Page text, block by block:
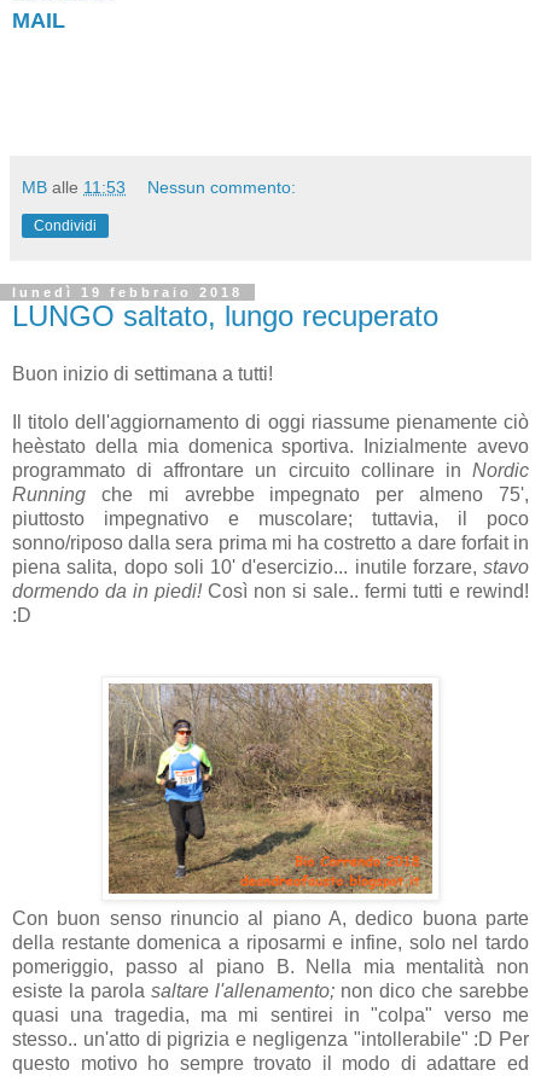
MAIL
MB alle 11:53 Nessun commento:
Condividi
lunedì 19 febbraio 2018
LUNGO saltato, lungo recuperato
Buon inizio di settimana a tutti!
Il titolo dell'aggiornamento di oggi riassume pienamente ciò
heèstato della mia domenica sportiva. Inizialmente avevo
programmato di affrontare un circuito collinare in Nordic
Running che mi avrebbe impegnato per almeno 75',
piuttosto impegnativo e muscolare; tuttavia, il poco
sonno/riposo dalla sera prima mi ha costretto a dare forfait in
piena salita, dopo soli 10' d'esercizio... inutile forzare, stavo
dormendo da in piedi! Così non si sale.. fermi tutti e rewind!
:D
Con buon senso rinuncio al piano A, dedico buona parte
della restante domenica a riposarmi e infine, solo nel tardo
pomeriggio, passo al piano B. Nella mia mentalità non
esiste la parola saltare l'allenamento; non dico che sarebbe
quasi una tragedia, ma mi sentirei in "colpa" verso me
stesso.. un'atto di pigrizia e negligenza "intollerabile" :D Per
questo motivo ho sempre trovato il modo di adattare ed